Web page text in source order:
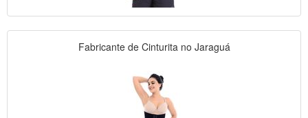
Fabricante de Cinturita no Jaraguá